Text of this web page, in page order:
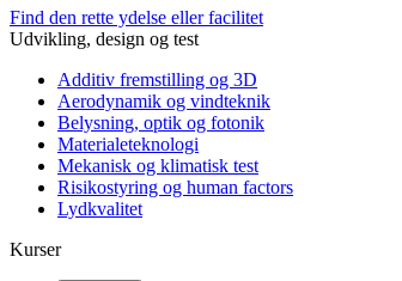
Find den rette ydelse eller facilitet
Udvikling, design og test
Additiv fremstilling og 3D
Aerodynamik og vindteknik
Belysning, optik og fotonik
Materialeteknologi
Mekanisk og klimatisk test
Risikostyring og human factors
Lydkvalitet
Kurser